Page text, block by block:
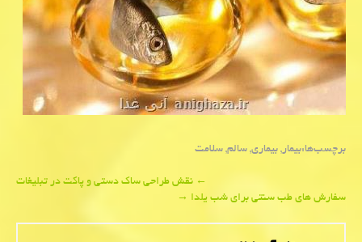
برچسب‌ها:بیمار,بیماری,سالم,سلامت
navigation
←نقش طراحی ساك دستی و پاكت در تبلیغات
سفارش های طب سنتی برای شب یلدا→